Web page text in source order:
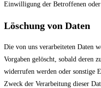
Einwilligung der Betroffenen
Löschung von Daten
Die von uns verarbeiteten Daten
Vorgaben gelöscht, sobald deren
widerrufen werden oder sonstige
Zweck der Verarbeitung dieser